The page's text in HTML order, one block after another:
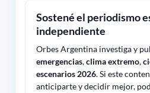
Sostené el periodismo
independiente
Orbes Argentina investiga y
emergencias,clima extremo,
escenarios 2026. Si este
anticiparte y decidir mejor,